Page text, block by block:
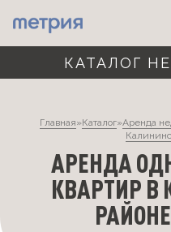
КАТАЛОГ
Главная»Каталог»Аренда
АРЕНДА
КВАРТИР